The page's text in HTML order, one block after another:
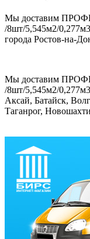
Мы доставим
/8шт/5,545м2/
города Ростов-на-
Мы доставим
/8шт/5,545м2/
Аксай, Батайск,
Таганрог,